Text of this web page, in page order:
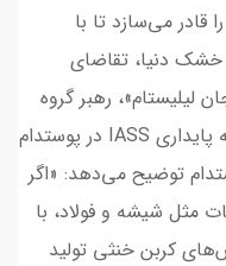
می‌سازد تا با
خشک دنیا، تقاضای
رهبر گروه
تحقیقاتی در موسسه مطالعات پیشرفته پایداری IASS در پوستدام
توضیح می‌دهد: «اگر
مثل شیشه و فولاد، با
کربن خنثی تولید